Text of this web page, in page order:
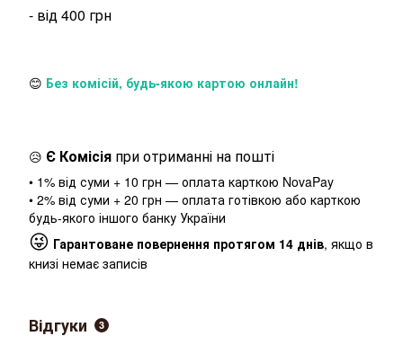
- від 400 грн
😊 Без комісій, будь-якою картою онлайн!
😥 Є Комісія при отриманні на пошті
• 1% від суми + 10 грн — оплата карткою NovaPay
• 2% від суми + 20 грн — оплата готівкою або карткою
будь-якого іншого банку України
😜 Гарантоване повернення протягом 14 днів, якщо в
книзі немає записів
Відгуки 3